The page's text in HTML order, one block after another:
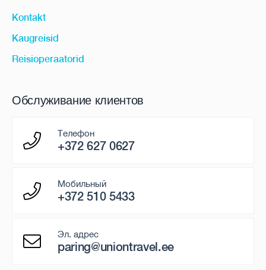
Kontakt
Kaugreisid
Reisioperaatorid
Обслуживание клиентов
Телефон
+372 627 0627
Мобильный
+372 510 5433
Эл. адрес
paring@uniontravel.ee